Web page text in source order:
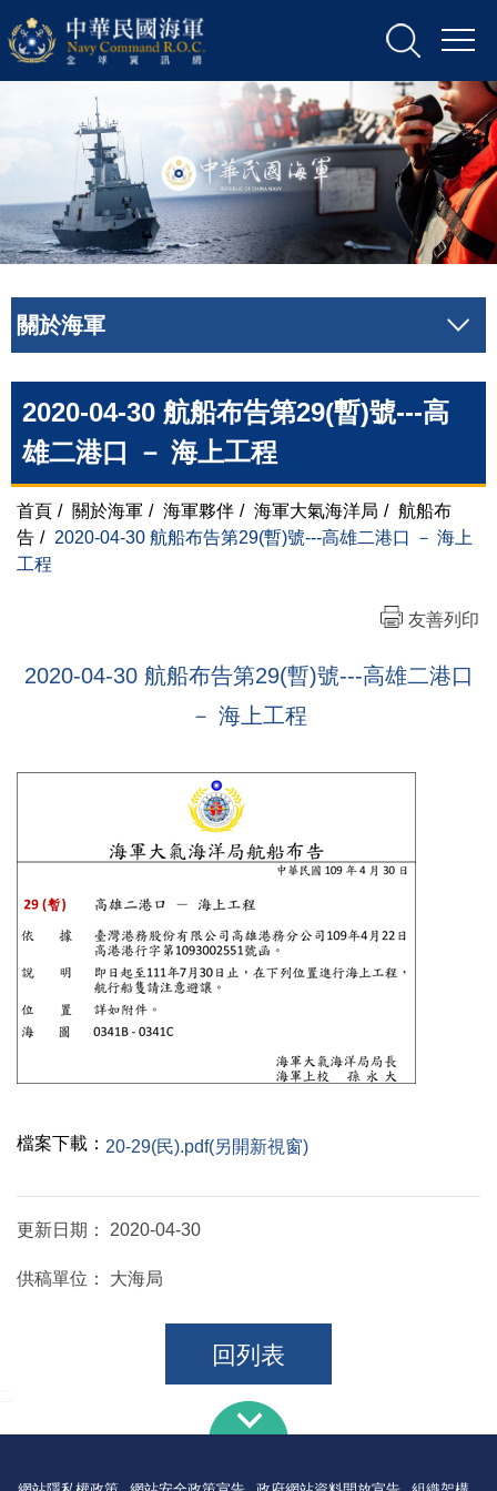
關於海軍
2020-04-30 航船布告第29(暫)號---高
雄二港口 － 海上工程
首頁 / 關於海軍 / 海軍夥伴 / 海軍大氣海洋局 / 航船布
告 / 2020-04-30 航船布告第29(暫)號---高雄二港口 － 海上
工程
友善列印
2020-04-30 航船布告第29(暫)號---高雄二港口
－ 海上工程
檔案下載： 20-29(民).pdf(另開新視窗)
更新日期： 2020-04-30
供稿單位： 大海局
回列表